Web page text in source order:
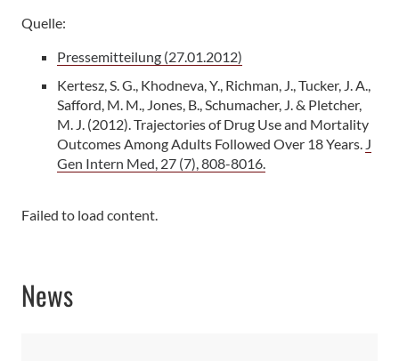
Quelle:
Pressemitteilung (27.01.2012)
Kertesz, S. G., Khodneva, Y., Richman, J., Tucker, J. A.,
Safford, M. M., Jones, B., Schumacher, J. & Pletcher,
M. J. (2012). Trajectories of Drug Use and Mortality
Outcomes Among Adults Followed Over 18 Years. J
Gen Intern Med, 27 (7), 808-8016.
Failed to load content.
News